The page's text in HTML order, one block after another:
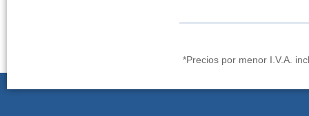
*Precios por menor I.V.A.